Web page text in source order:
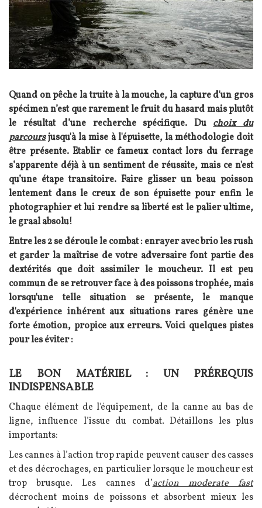
Quand on pêche la truite à la mouche, la capture d'un gros
spécimen n’est que rarement le fruit du hasard mais plutôt
le résultat d’une recherche spécifique. Duchoix du
parcoursjusqu'à la mise à l'épuisette, la méthodologie doit
être présente. Etablir ce fameux contact lors du ferrage
s’apparente déjà à un sentiment de réussite, mais ce n'est
qu’une étape transitoire. Faire glisser un beau poisson
lentement dans le creux de son épuisette pour enfin le
photographier et lui rendre sa liberté est le palier ultime,
le graal absolu!
Entre les 2 se déroule le combat : enrayer avec brio les rush
et garder la maîtrise de votre adversaire font partie des
dextérités que doit assimiler le moucheur. Il est peu
commun de se retrouver face à des poissons trophée, mais
lorsqu'une telle situation se présente, le manque
d'expérience inhérent aux situations rares génère une
forte émotion, propice aux erreurs.Voici quelques pistes
pour les éviter :
Texte
LE BON MATÉRIEL : UN PRÉREQUIS
INDISPENSABLE
Chaque élément de l'équipement, de la canne au bas de
ligne, influence l’issue du combat. Détaillons les plus
importants:
Les cannes à l’action trop rapide peuvent causer des casses
et des décrochages, en particulier lorsque le moucheur est
trop brusque. Les cannes d’action moderate fast
décrochent moins de poissons et absorbent mieux les